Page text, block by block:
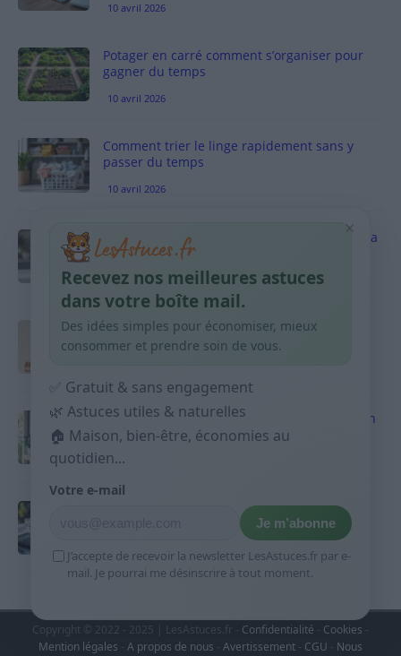
10 avril 2026
Potager en carré comment s’organiser pour
gagner du temps
10 avril 2026
Comment trier le linge rapidement sans y
passer du temps
10 avril 2026
Vinaigre blanc et four est-ce efficace contre la
graisse
10 avril 2026
Taches pigmentaires : routine simple +
habitudes qui aident
Produits ménagers : comment économiser en
courses sans acheter 10 sprays
9 avril 2026
Budget mensuel : méthode rapide pour
répartir son salaire dès le jour de paie
9 avril 2026
Copyright © 2022 - 2025 | LesAstuces.fr - Confidentialité Cookies -
Mention légales - A propos de nous - Avertissement - CGU - Nous
×
Recevez nos meilleures astuces
dans votre boîte mail.
Des idées simples pour économiser, mieux
consommer et prendre soin de vous.
✅ Gratuit & sans engagement
🌿 Astuces utiles & naturelles
🏠 Maison, bien-être, économies au
quotidien...
Votre e-mail
Je m’abonne
J’accepte de recevoir la newsletter LesAstuces.fr par e-
mail. Je pourrai me désinscrire à tout moment.